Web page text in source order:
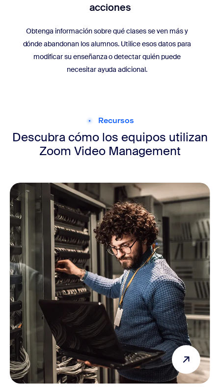
acciones
Obtenga información sobre qué clases se ven más y
dónde abandonan los alumnos. Utilice esos datos para
modificar su enseñanza o detectar quién puede
necesitar ayuda adicional.
Recursos
Descubra cómo los equipos utilizan
Zoom Video Management